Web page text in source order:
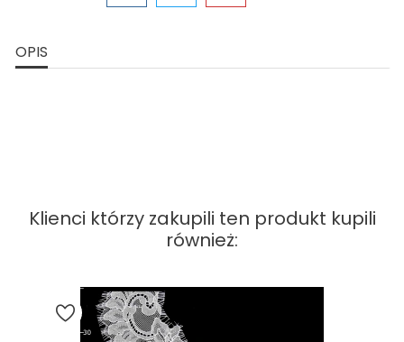
OPIS
Klienci którzy zakupili ten produkt kupili
również: